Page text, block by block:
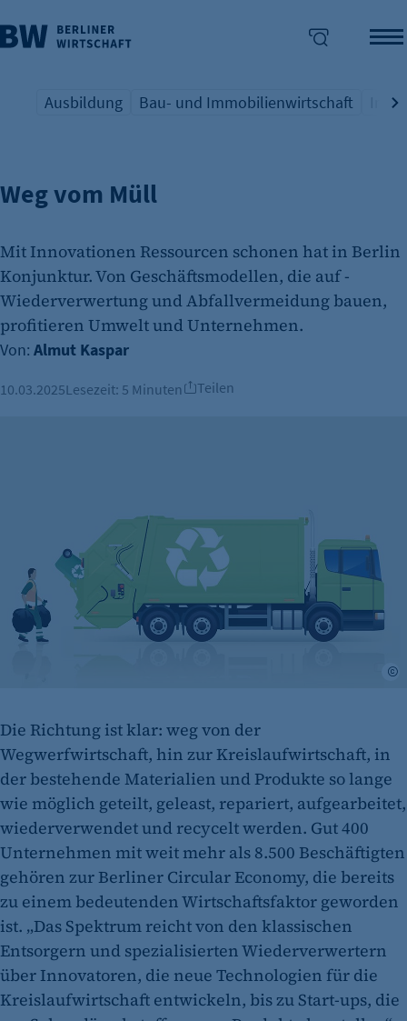
überspringen
Übersicht Schlagwort
Ausbildung
Übersicht Schlagwort
Bau- und Immobilienwirtschaft
KREISLAUFWIRTSCHAFT
Weg vom Müll
Mit Innovationen Ressourcen schonen hat in Berlin
Konjunktur. Von Geschäftsmodellen, die auf ­
Wiederverwertung und ­Abfallvermeidung bauen,
profitieren Umwelt und Unternehmen.
Von: Almut Kaspar
10.03.2025Lesezeit: 5 Minuten Teilen
Die Richtung ist klar: weg von der
Wegwerfwirtschaft, hin zur Kreislaufwirtschaft, in
der bestehende Materialien und Produkte so lange
wie möglich geteilt, geleast, repariert, aufgearbeitet,
wiederverwendet und recycelt werden. Gut 400
Unternehmen mit weit mehr als 8.500 Beschäftigten
gehören zur Berliner Circular Economy, die bereits
zu einem bedeutenden Wirtschaftsfaktor geworden
ist. „Das Spektrum reicht von den klassischen
Entsorgern und spezialisierten Wiederverwertern
über Innovatoren, die neue Technologien für die
Kreislaufwirtschaft entwickeln, bis zu Start-ups, die